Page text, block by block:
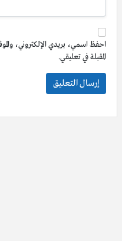
احفظ اسمي، بريدي الإلكتروني،
المقبلة في تعليقي.